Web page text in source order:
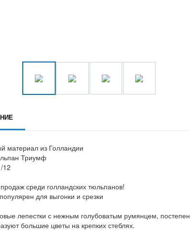
материал из Голландии
Триумф
12
среди голландских тюльпанов!
для выгонки и срезки
лепестки с нежным голубоватым румянцем,
большие цветы на крепких стеблях.